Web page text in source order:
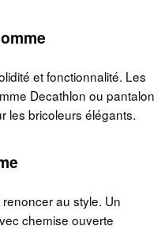
et fonctionnalité. Les
Decathlon ou pantalon
les bricoleurs élégants.
au style. Un
chemise ouverte